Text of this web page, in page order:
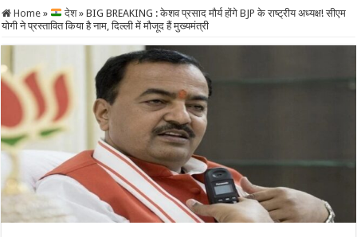
Home » देश » BIG BREAKING : केशव प्रसाद मौर्य होंगे BJP के राष्ट्रीय अध्यक्ष! सीएम
योगी ने प्रस्तावित किया है नाम, दिल्ली में मौजूद हैं मुख्यमंत्री